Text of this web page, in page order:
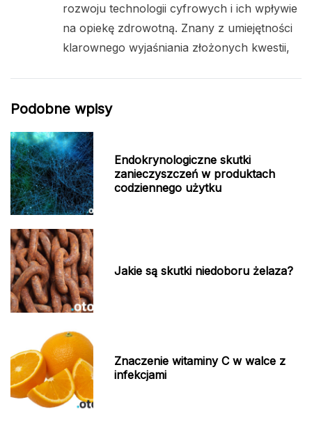
rozwoju technologii cyfrowych i ich wpływie
na opiekę zdrowotną. Znany z umiejętności
klarownego wyjaśniania złożonych kwestii,
Podobne wpisy
Endokrynologiczne skutki
zanieczyszczeń w produktach
codziennego użytku
Jakie są skutki niedoboru żelaza?
Znaczenie witaminy C w walce z
infekcjami